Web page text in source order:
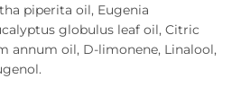
piperita oil, Eugenia
globulus leaf oil, Citric
annum oil, D-limonene, Linalool,